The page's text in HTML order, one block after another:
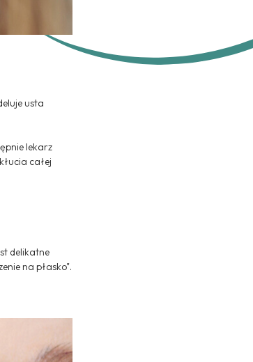
usta
lekarz
całej
delikatne
na płasko".